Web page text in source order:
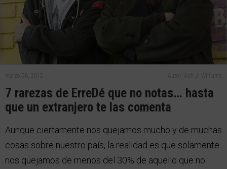
marzo 26, 2012 Autor: Ash J. Williams
7 rarezas de ErreDé que no notas… hasta
que un extranjero te las comenta
Aunque ciertamente nos quejamos mucho y de muchas
cosas sobre nuestro país, la realidad es que solamente
nos quejamos de menos del 30% de aquello que no